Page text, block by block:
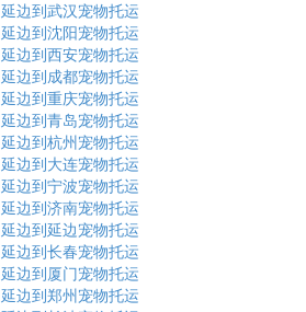
延边到武汉宠物托运
延边到沈阳宠物托运
延边到西安宠物托运
延边到成都宠物托运
延边到重庆宠物托运
延边到青岛宠物托运
延边到杭州宠物托运
延边到大连宠物托运
延边到宁波宠物托运
延边到济南宠物托运
延边到延边宠物托运
延边到长春宠物托运
延边到厦门宠物托运
延边到郑州宠物托运